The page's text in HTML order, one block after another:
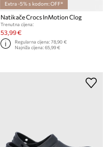
Extra -5% s kodom: OFF*
Natikače Crocs InMotion Clog
Trenutna cijena:
53,99 €
Regularna cijena:78,90 €
Najniža cijena:65,99 €